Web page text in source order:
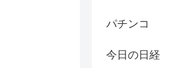
パチンコ
今日の日経